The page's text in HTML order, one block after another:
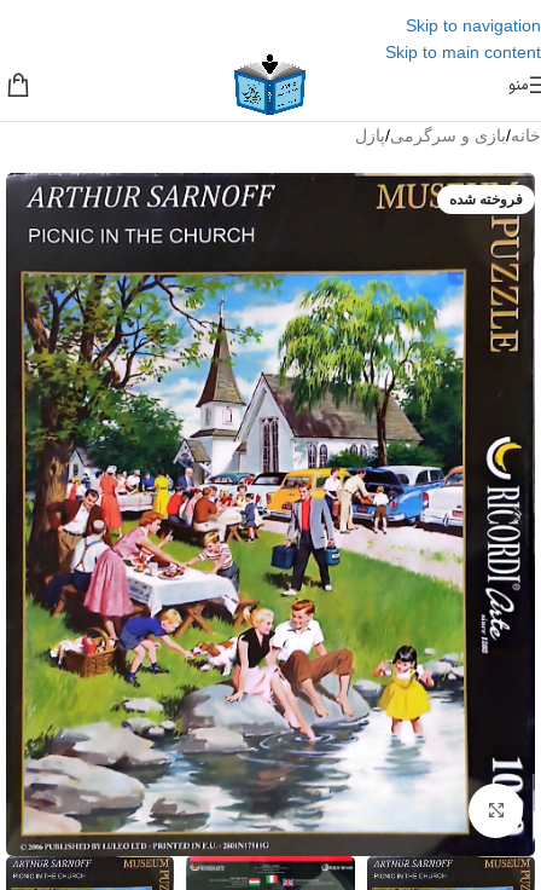
Skip to navigation
Skip to main content
منو
خانه/بازی و سرگرمی/پازل
فروخته شده
برای بزرگنمایی کلیک کنید